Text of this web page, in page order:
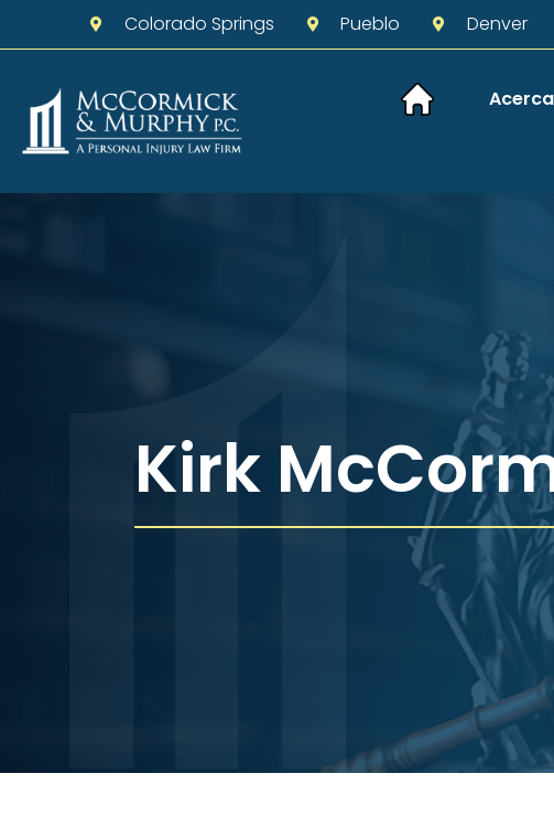
Colorado Springs Pueblo Denver
Kirk